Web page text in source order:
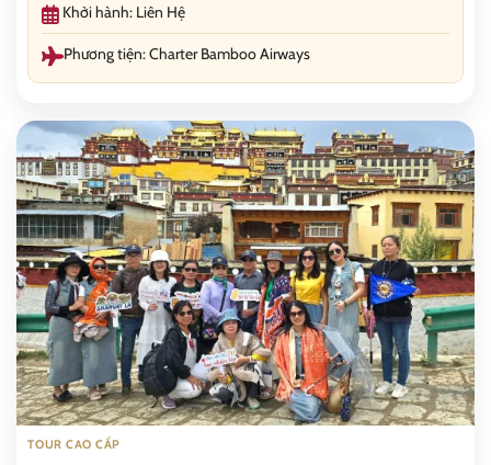
Khởi hành: Liên Hệ
Phương tiện: Charter Bamboo Airways
TOUR CAO CẤP